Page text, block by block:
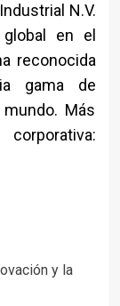
N.V.
en el
reconocida
gama de
Más
y la